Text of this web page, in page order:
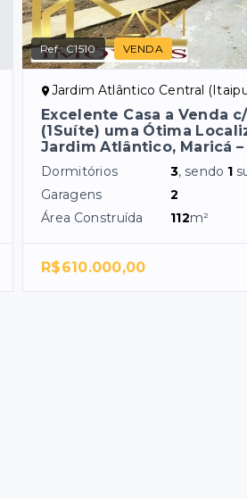
Ref.:C1510 VENDA
Jardim Atlântico Central
Excelente Casa a Venda
(1Suíte) uma Ótima
Jardim Atlântico, Maricá –
Dormitórios 3, sendo 1
Garagens
2
Área Construída
112m²
R$610.000,00